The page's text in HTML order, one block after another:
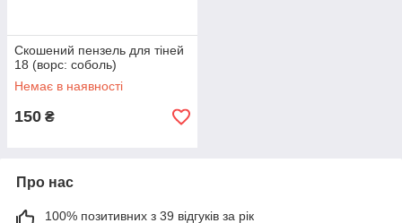
Скошений пензель для тіней
18 (ворс: соболь)
Немає в наявності
150 ₴
Про нас
100% позитивних з 39 відгуків за рік